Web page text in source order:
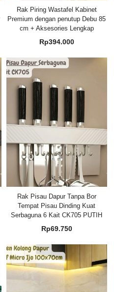
Rak Piring Wastafel Kabinet
Premium dengan penutup Debu 85
cm + Aksesories Lengkap
Rp394.000
Rak Pisau Dapur Tanpa Bor
Tempat Pisau Dinding Kuat
Serbaguna 6 Kait CK705 PUTIH
Rp69.750